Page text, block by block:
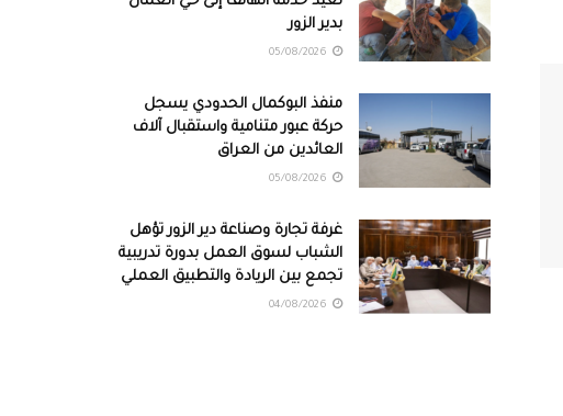
بدير الزور
منفذ البوكمال الحدودي يسجل
حركة عبور متنامية واستقبال آلاف
العائدين من العراق
غرفة تجارة وصناعة دير الزور تؤهل
الشباب لسوق العمل بدورة تدريبية
تجمع بين الريادة والتطبيق العملي